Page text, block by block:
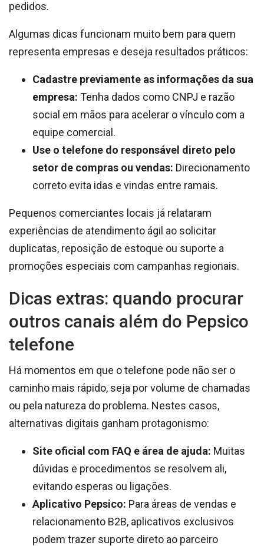
pedidos.
Algumas dicas funcionam muito bem para quem
representa empresas e deseja resultados práticos:
Cadastre previamente as informações da sua
empresa: Tenha dados como CNPJ e razão
social em mãos para acelerar o vínculo com a
equipe comercial.
Use o telefone do responsável direto pelo
setor de compras ou vendas: Direcionamento
correto evita idas e vindas entre ramais.
Pequenos comerciantes locais já relataram
experiências de atendimento ágil ao solicitar
duplicatas, reposição de estoque ou suporte a
promoções especiais com campanhas regionais.
Dicas extras: quando procurar
outros canais além do Pepsico
telefone
Há momentos em que o telefone pode não ser o
caminho mais rápido, seja por volume de chamadas
ou pela natureza do problema. Nestes casos,
alternativas digitais ganham protagonismo:
Site oficial com FAQ e área de ajuda: Muitas
dúvidas e procedimentos se resolvem ali,
evitando esperas ou ligações.
Aplicativo Pepsico: Para áreas de vendas e
relacionamento B2B, aplicativos exclusivos
podem trazer suporte direto ao parceiro